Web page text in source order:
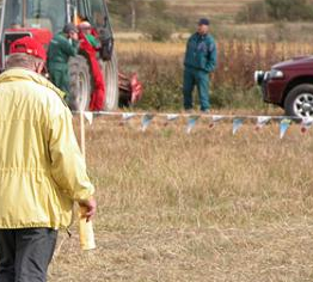
Kauhajoen Moottorikerho ry
- Jääspeedway Kauhajoella 2010
- Kauden päätös 2009
-Pariajon SM 2009
-Jääradan SM-kisa 2009
-Extraliiga- ja kaupunkicup 2009
-Kauhajoki-speedway 2008
-Kauhajoen ruohorata
-Speedwayradan rakennustyömaa
-Palkittuja ja menestyneitä kuljettajia